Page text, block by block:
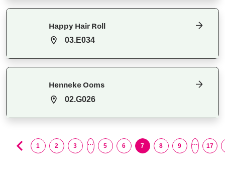
Happy Hair Roll
03.E034
Henneke Ooms
02.G026
1 2 3 … 5 6 7 8 9 … 17